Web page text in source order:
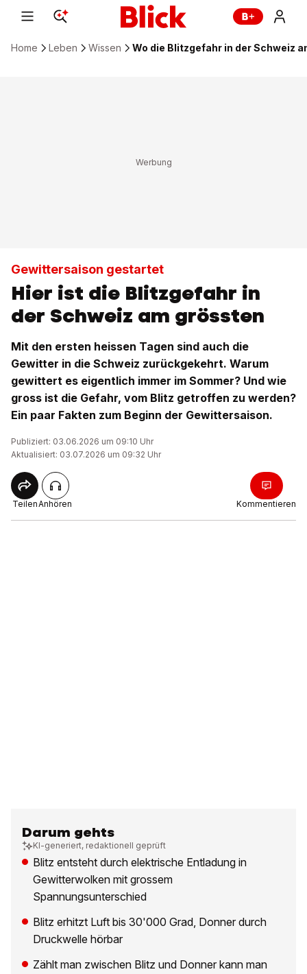
Home Leben Wissen Wo die Blitzgefahr in der Schweiz
Gewittersaison gestartet
Hier ist die Blitzgefahr in
der Schweiz am grössten
Mit den ersten heissen Tagen sind auch die
Gewitter in die Schweiz zurückgekehrt. Warum
gewittert es eigentlich immer im Sommer? Und wie
gross ist die Gefahr, vom Blitz getroffen zu werden?
Ein paar Fakten zum Beginn der Gewittersaison.
Publiziert: 03.06.2026 um 09:10 Uhr
Aktualisiert: 03.07.2026 um 09:32 Uhr
TeilenAnhören Kommentieren
Darum gehts
KI-generiert, redaktionell geprüft
Blitz entsteht durch elektrische Entladung in
Gewitterwolken mit grossem
Spannungsunterschied
Blitz erhitzt Luft bis 30'000 Grad, Donner durch
Druckwelle hörbar
Zählt man zwischen Blitz und Donner kann man